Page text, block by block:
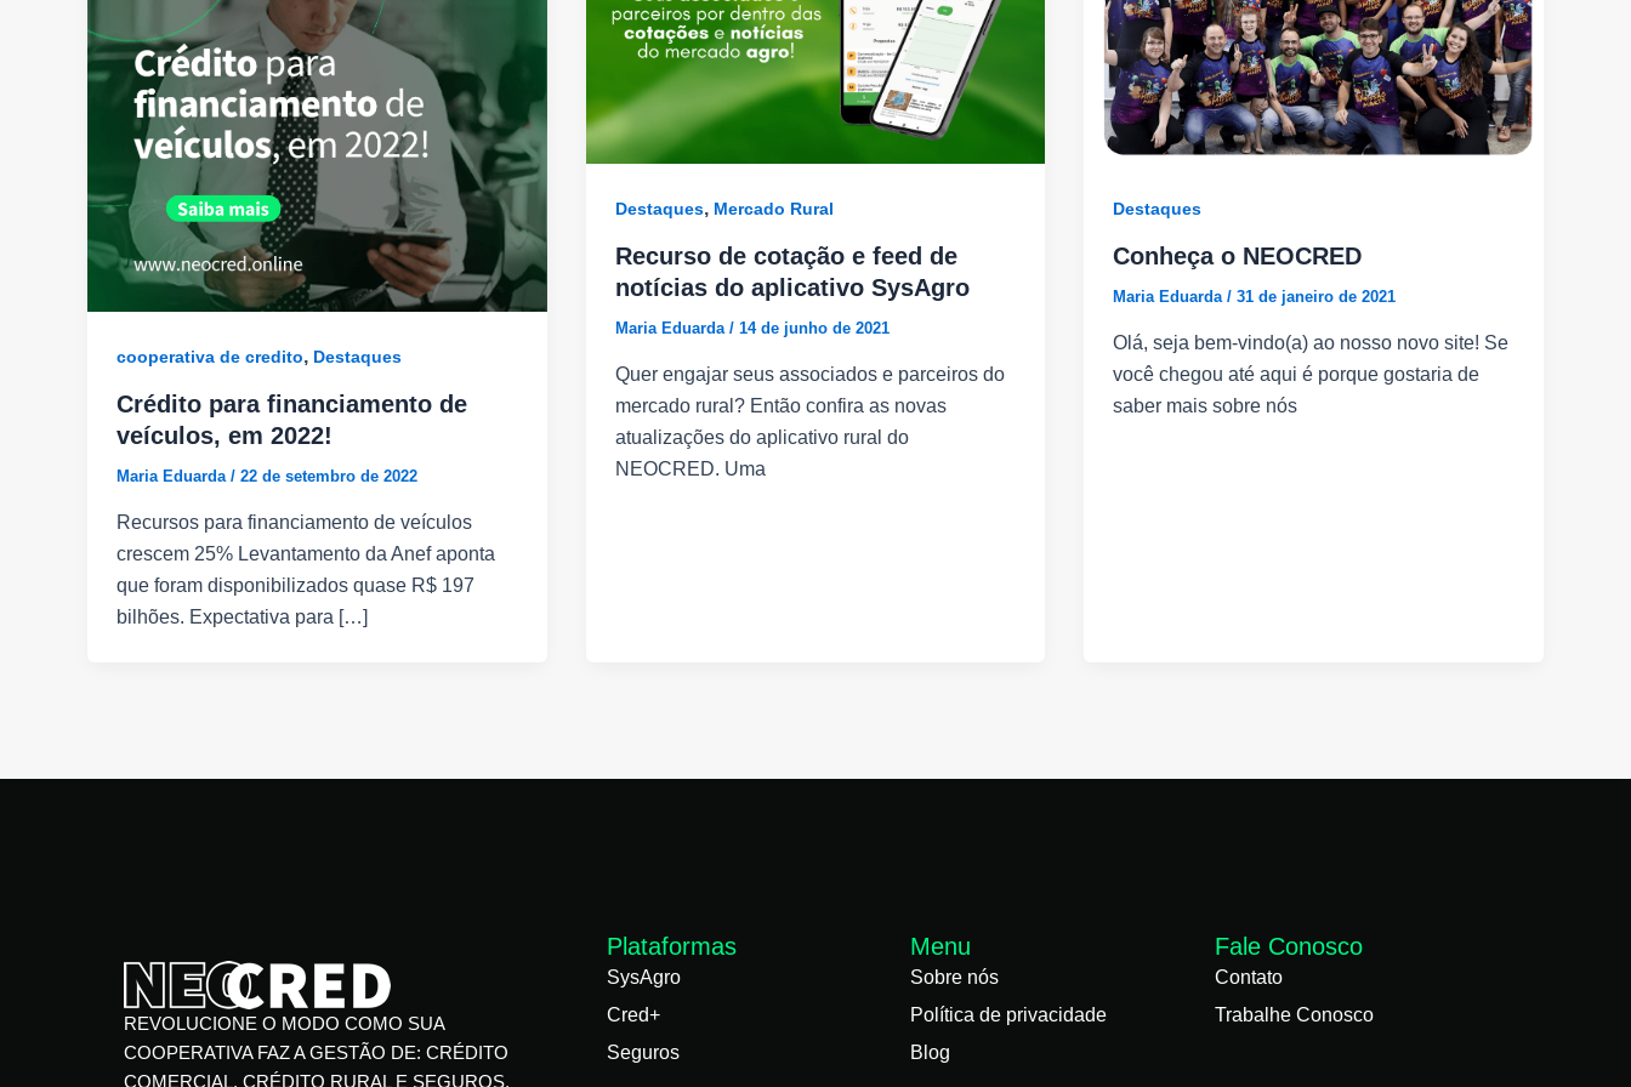
cooperativa de credito, Destaques
Crédito para financiamento de
veículos, em 2022!
Maria Eduarda / 22 de setembro de 2022
Recursos para financiamento de veículos
crescem 25% Levantamento da Anef aponta
que foram disponibilizados quase R$ 197
bilhões. Expectativa para […]
Destaques, Mercado Rural
Recurso de cotação e feed de
notícias do aplicativo SysAgro
Maria Eduarda / 14 de junho de 2021
Quer engajar seus associados e parceiros do
mercado rural? Então confira as novas
atualizações do aplicativo rural do
NEOCRED. Uma
Destaques
Conheça o NEOCRED
Maria Eduarda/31 de janeiro de 2021
Olá, seja bem-vindo(a) ao nosso novo site! Se
você chegou até aqui é porque gostaria de
saber mais sobre nós
REVOLUCIONE O MODO COMO SUA
COOPERATIVA FAZ A GESTÃO DE: CRÉDITO
COMERCIAL, CRÉDITO RURAL E SEGUROS.
Plataformas
SysAgro
Cred+
Seguros
Menu
Sobre nós
Política de privacidade
Blog
Fale Conosco
Contato
Trabalhe Conosco